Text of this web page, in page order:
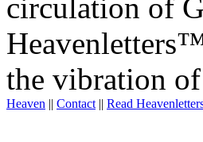
circulation of
the vibration
Heaven || Contact || Read